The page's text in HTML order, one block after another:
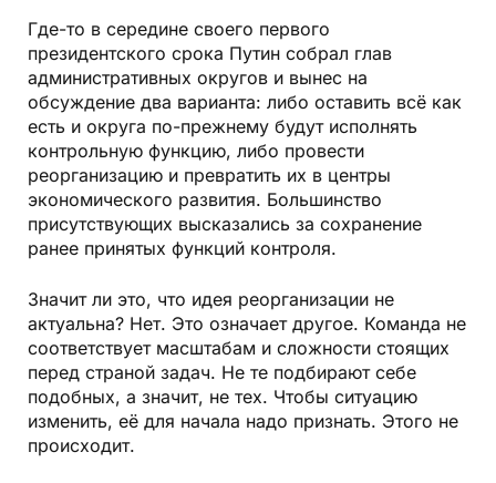
Где-то в середине своего первого
президентского срока Путин собрал глав
административных округов и вынес на
обсуждение два варианта: либо оставить всё как
есть и округа по-прежнему будут исполнять
контрольную функцию, либо провести
реорганизацию и превратить их в центры
экономического развития. Большинство
присутствующих высказались за сохранение
ранее принятых функций контроля.
Значит ли это, что идея реорганизации не
актуальна? Нет. Это означает другое. Команда не
соответствует масштабам и сложности стоящих
перед страной задач. Не те подбирают себе
подобных, а значит, не тех. Чтобы ситуацию
изменить, её для начала надо признать. Этого не
происходит.